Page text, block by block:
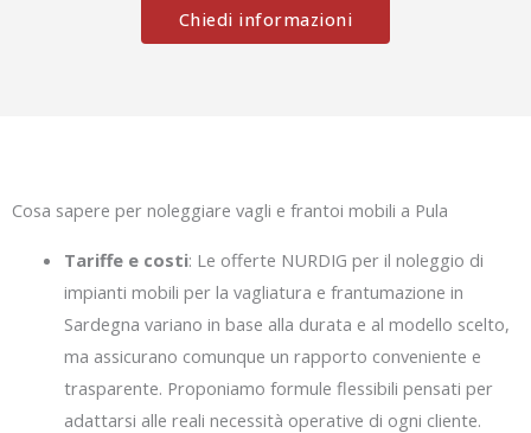
Chiedi informazioni
Cosa sapere per noleggiare vagli e frantoi mobili a Pula
Tariffe e costi: Le offerte NURDIG per il noleggio di
impianti mobili per la vagliatura e frantumazione in
Sardegna variano in base alla durata e al modello scelto,
ma assicurano comunque un rapporto conveniente e
trasparente. Proponiamo formule flessibili pensati per
adattarsi alle reali necessità operative di ogni cliente.